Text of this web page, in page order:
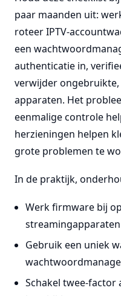
paar maanden uit:
roteer IPTV-
een
authenticatie in,
verwijder
apparaten. Het
eenmalige controle
herzieningen helpen
grote problemen te
In de praktijk,
Werk firmware bij
streamingapparaten
Gebruik een uniek
Schakel twee-